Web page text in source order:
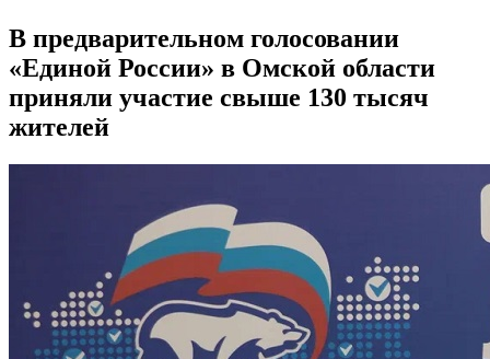
В предварительном голосовании
«Единой России» в Омской области
приняли участие свыше 130 тысяч
жителей